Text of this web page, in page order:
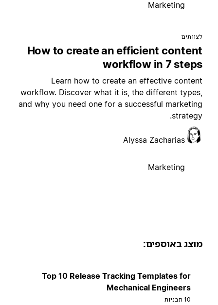
Marketing
How to create an efficient
workflow in 7
Learn how to create an effective
workflow. Discover what it is, the different
and why you need one for a successful
Alyssa Zacharias
Marketing
באוספים:
Top 10 Release Tracking Templates for
Mechanical Engineers